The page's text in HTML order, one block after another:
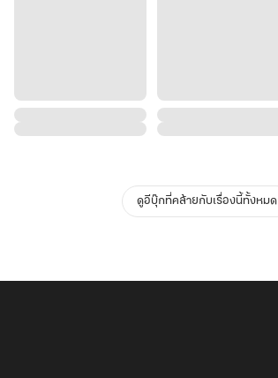
ดูอีบุ๊กที่คล้ายกับเรื่องนี้ทั้งหมด